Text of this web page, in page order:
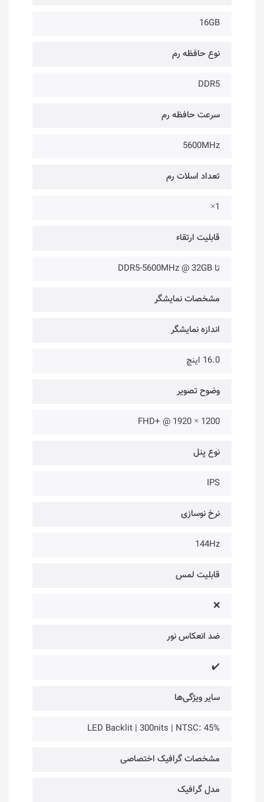
16GB
نوع حافظه رم
DDR5
سرعت حافظه رم
5600MHz
تعداد اسلات رم
1×
قابلیت ارتقاء
تا DDR5-5600MHz @ 32GB
مشخصات نمایشگر
اندازه نمایشگر
16.0 اینچ
وضوح تصویر
1200 × 1920 @ +FHD
نوع پنل
IPS
نرخ نوسازی
144Hz
قابلیت لمس
❌
ضد انعکاس نور
✔️
سایر ویژگی‌ها
LED Backlit | 300nits | NTSC: 45%
مشخصات گرافیک اختصاصی
مدل گرافیک